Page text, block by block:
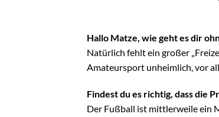
Hallo Matze, wie geht es dir
Natürlich fehlt ein großer
Amateursport unheimlich, vor
Findest du es richtig, dass die
Der Fußball ist mittlerweile ein